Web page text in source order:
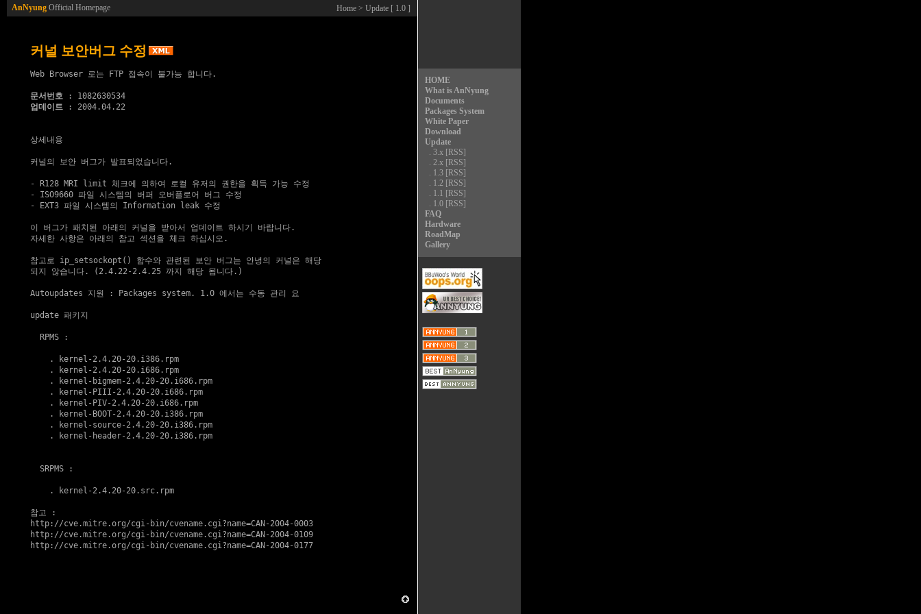
AnNyung Official Homepage Home > Update [ 1.0 ]
HOME
What is AnNyung
Documents
Packages System
White Paper
Download
Update
. 3.x [RSS]
. 2.x [RSS]
. 1.3 [RSS]
. 1.2 [RSS]
. 1.1 [RSS]
. 1.0 [RSS]
FAQ
Hardware
RoadMap
Gallery
커널 보안버그 수정
Web Browser 로는 FTP 접속이 불가능 합니다.
문서번호
업데이트 : 2004.04.22
상세내용
커널의 보안 버그가 발표되었습니다.
- R128 MRI limit 체크에 의하여 로컬 유저의 권한을 획득 가능 수정
- ISO9660 파일 시스템의 버퍼 오버플로어 버그 수정
- EXT3 파일 시스템의 Information leak 수정
이 버그가 패치된 아래의 커널을 받아서 업데이트 하시기 바랍니다.
자세한 사항은 아래의 참고 섹션을 체크 하십시오.
참고로 ip_setsockopt() 함수와 관련된 보안 버그는 안녕의 커널은 해당
되지 않습니다. (2.4.22-2.4.25 까지 해당 됩니다.)
Autoupdates 지원 : Packages system. 1.0 에서는 수동 관리 요
update 패키지
  RPMS :
    .
kernel-2.4.20-20.i386.rpm
    .
kernel-2.4.20-20.i686.rpm
    .
kernel-bigmem-2.4.20-20.i686.rpm
    .
kernel-PIII-2.4.20-20.i686.rpm
    .
kernel-PIV-2.4.20-20.i686.rpm
    .
kernel-BOOT-2.4.20-20.i386.rpm
    .
kernel-source-2.4.20-20.i386.rpm
    .
kernel-header-2.4.20-20.i386.rpm
  SRPMS :
    .
kernel-2.4.20-20.src.rpm
참고
http://cve.mitre.org/cgi-bin/cvename.cgi?name=CAN-2004-0003
http://cve.mitre.org/cgi-bin/cvename.cgi?name=CAN-2004-0109
http://cve.mitre.org/cgi-bin/cvename.cgi?name=CAN-2004-0177